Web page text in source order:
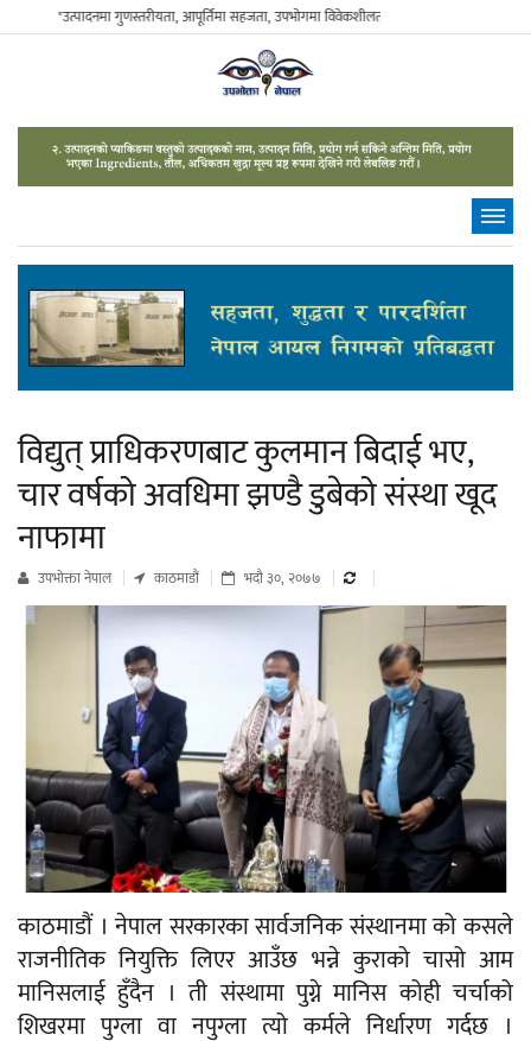
"उत्पादनमा गुणस्तरीयता, आपूर्तिमा सहजता, उपभोगमा विवेकशीलता" - The Sustainable Consumer.
विद्युत् प्राधिकरणबाट कुलमान बिदाई भए,
चार वर्षको अवधिमा झण्डै डुबेको संस्था खूद
नाफामा
उपभाेक्ता नेपाल काठमाडौं भदौ ३०, २०७७
काठमाडौं । नेपाल सरकारका सार्वजनिक संस्थानमा को कसले
राजनीतिक नियुक्ति लिएर आउँछ भन्ने कुराको चासो आम
मानिसलाई हुँदैन । ती संस्थामा पुग्ने मानिस कोही चर्चाको
शिखरमा पुग्ला वा नपुग्ला त्यो कर्मले निर्धारण गर्दछ ।